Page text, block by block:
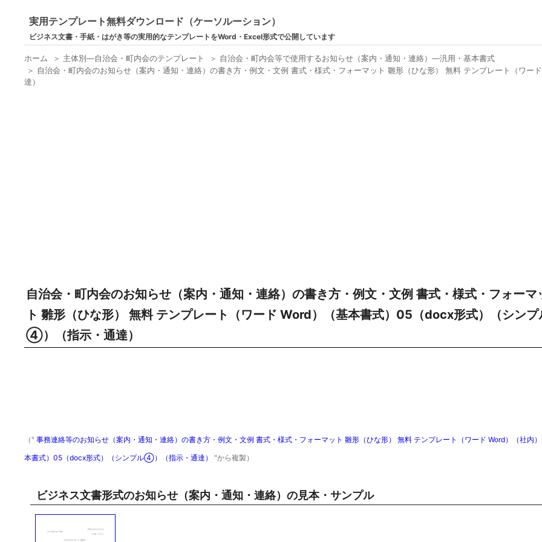
実用テンプレート無料ダウンロード（ケーソルーション）
ビジネス文書・手紙・はがき等の実用的なテンプレートをWord・Excel形式で公開しています
ホーム ＞ 主体別―自治会・町内会のテンプレート ＞ 自治会・町内会等で使用するお知らせ（案内・通知・連絡）―汎用・基本書式
＞ 自治会・町内会のお知らせ（案内・通知・連絡）の書き方・例文・文例 書式・様式・フォーマット 雛形（ひな形） 無料 テンプレート（ワ
達）
自治会・町内会のお知らせ（案内・通知・連絡）の書き方・例文・文例 書式・様式・フォーマ
ト 雛形（ひな形） 無料 テンプレート（ワード Word）（基本書式）05（docx形式）（シンプ
④）（指示・通達）
（" 事務連絡等のお知らせ（案内・通知・連絡）の書き方・例文・文例 書式・様式・フォーマット 雛形（ひな形） 無料 テンプレート（ワード Word）（社内
本書式）05（docx形式）（シンプル④）（指示・通達）"から複製）
ビジネス文書形式のお知らせ（案内・通知・連絡）の見本・サンプル